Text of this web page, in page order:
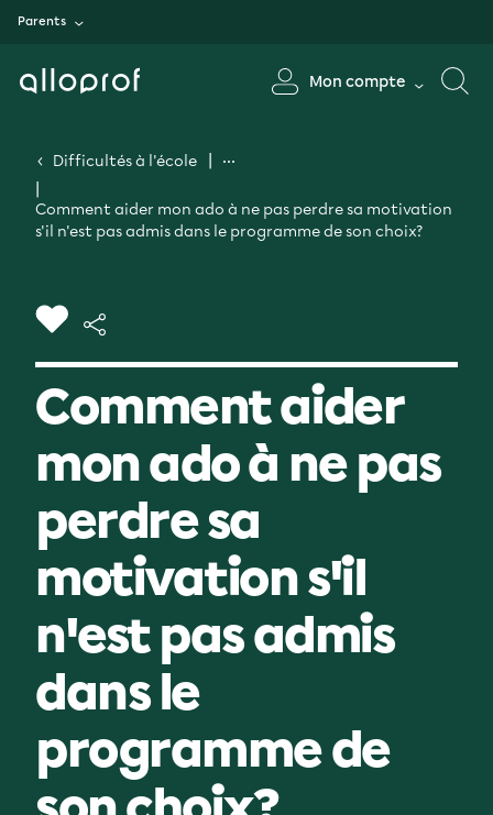
Parents
Mon compte
Difficultés à l'école
Comment aider mon ado à ne pas perdre sa motivation
s'il n'est pas admis dans le programme de son choix?
Comment aider
mon ado à ne pas
perdre sa
motivation s'il
n'est pas admis
dans le
programme de